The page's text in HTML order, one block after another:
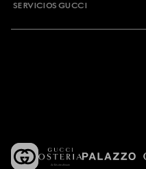
SERVICIOS GUCCI